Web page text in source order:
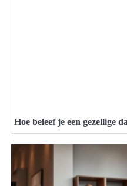
Hoe beleef je een gezellige